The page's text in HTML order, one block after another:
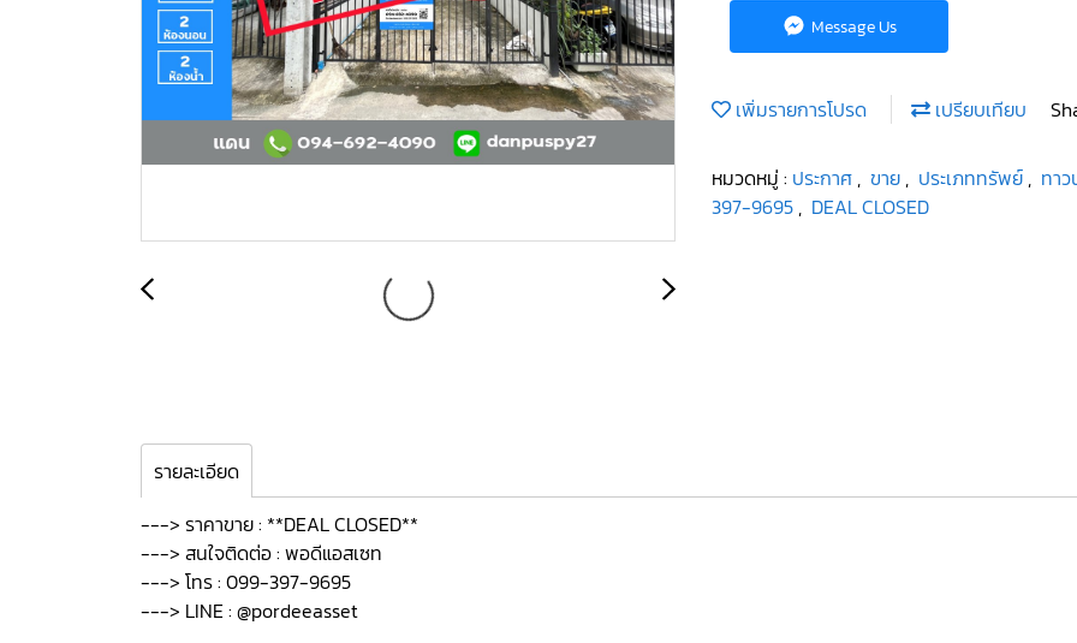
Message Us
เพิ่มรายการโปรด เปรียบเทียบ
หมวดหมู่ : ประกาศ , ขาย , ประเภททรัพย์ , ทา
397-9695 , DEAL CLOSED
รายละเอียด
---> ราคาขาย : **DEAL CLOSED**
---> สนใจติดต่อ : พอดีแอสเซท
---> โทร : 099-397-9695
---> LINE : @pordeeasset